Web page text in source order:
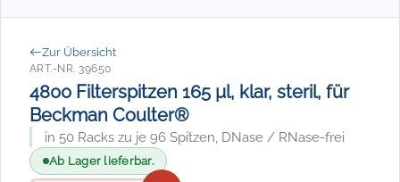
Zur Übersicht
ART.-NR. 39650
4800 Filterspitzen 165 µl, klar, steril, für
Beckman Coulter®
in 50 Racks zu je 96 Spitzen, DNase / RNase-frei
Ab Lager lieferbar.